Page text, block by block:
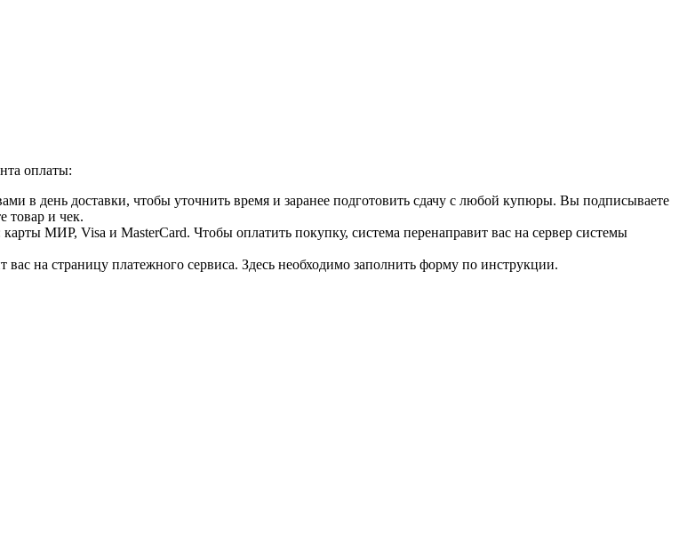
оплаты:
в день доставки, чтобы уточнить время и заранее подготовить сдачу с любой купюры. Вы подписываете
товар и чек.
МИР, Visa и MasterCard. Чтобы оплатить покупку, система перенаправит вас на сервер системы
на страницу платежного сервиса. Здесь необходимо заполнить форму по инструкции.